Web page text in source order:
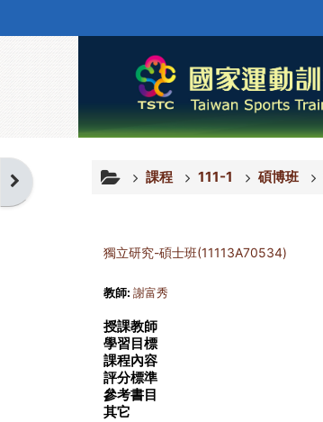
開啟區塊 課程 111-1 碩博班
獨立研究-碩士班(11113A70534)
教師: 謝富秀
授課教師
學習目標
課程內容
評分標準
參考書目
其它